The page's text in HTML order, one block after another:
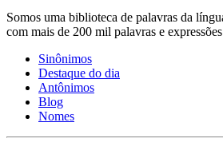
Somos uma biblioteca de palavras da
com mais de 200 mil palavras e
Sinônimos
Destaque do dia
Antônimos
Blog
Nomes